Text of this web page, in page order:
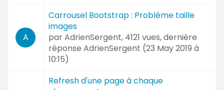
A
Carrousel Bootstrap : Problème taille
images
parAdrienSergent, 4121 vues, dernière
réponse AdrienSergent (23 May 2019 à
10:15)
Refresh d'une page à chaque